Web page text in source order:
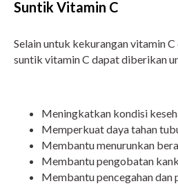
Suntik Vitamin C
Selain untuk kekurangan vitamin C
suntik vitamin C dapat diberikan
Meningkatkan kondisi
Memperkuat daya tahan
Membantu menurunkan
Membantu pengobatan
Membantu pencegahan